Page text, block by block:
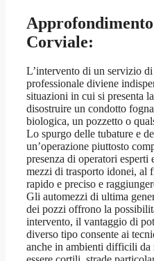
Approfondimento
Corviale:
L’intervento di un servizio di
professionale diviene
situazioni in cui si presenta
disostruire un condotto
biologica, un pozzetto o
Lo spurgo delle tubature e
un’operazione piuttosto
presenza di operatori
mezzi di trasporto idonei, al
rapido e preciso e
Gli automezzi di ultima
dei pozzi offrono la
intervento, il vantaggio di
diverso tipo consente ai
anche in ambienti difficili da